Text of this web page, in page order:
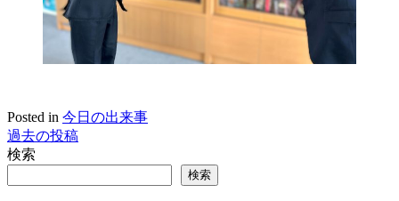
Posted in 今日の出来事
投
稿
過去の投稿
検索
検索